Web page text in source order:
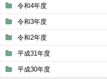
令和4年度
令和3年度
令和2年度
平成31年度
平成30年度